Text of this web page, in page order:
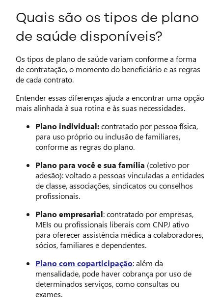
Quais são os tipos de plano
de saúde disponíveis?
Os tipos de plano de saúde variam conforme a forma
de contratação, o momento do beneficiário e as regras
de cada contrato.
Entender essas diferenças ajuda a encontrar uma opção
mais alinhada à sua rotina e às suas necessidades.
Plano individual:contratado por pessoa física,
para uso próprio ou inclusão de familiares,
conforme as regras do plano.
Plano para você e sua família (coletivo por
adesão): voltado a pessoas vinculadas a entidades
de classe, associações, sindicatos ou conselhos
profissionais.
Plano empresarial: contratado por empresas,
MEIs ou profissionais liberais com CNPJ ativo
para oferecer assistência médica a colaboradores,
sócios, familiares e dependentes.
Plano com coparticipação: além da
mensalidade, pode haver cobrança por uso de
determinados serviços, como consultas ou
exames.